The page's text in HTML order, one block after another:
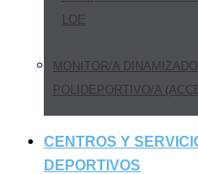
LOE
MONITOR/A
POLIDEPORTIVO/A
CENTROS Y
DEPORTIVOS